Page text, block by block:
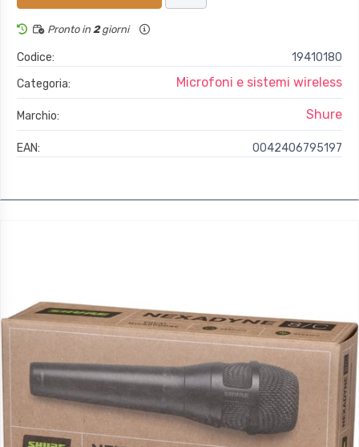
Pronto in 2giorni
Codice:
19410180
Categoria:
Microfoni e sistemi wireless
Marchio: Shure
EAN: 0042406795197